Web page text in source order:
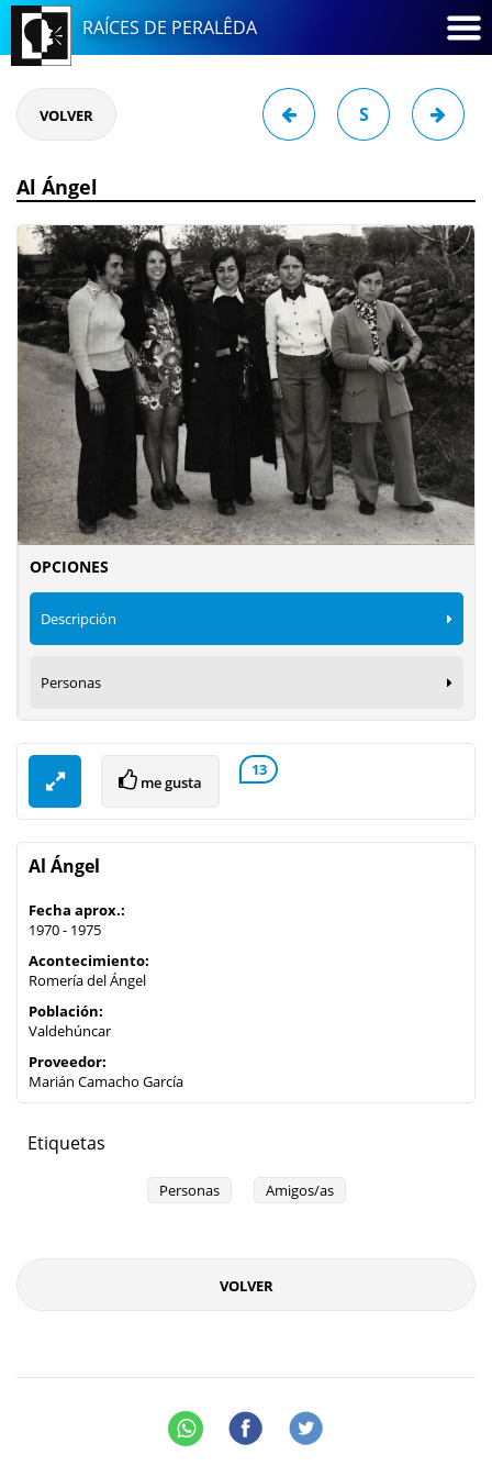
RAÍCES DE PERALÊDA
VOLVER S
Al Ángel
OPCIONES
Descripción
Personas
me gusta
13
Al Ángel
Fecha aprox.:
1970 - 1975
Acontecimiento:
Romería del Ángel
Población:
Valdehúncar
Proveedor:
Marián Camacho García
Etiquetas
Personas Amigos/as
VOLVER